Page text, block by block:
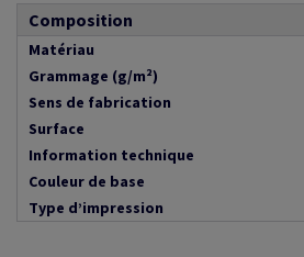
Composition
Matériau
Grammage (g/m²)
Sens de fabrication
Surface
Information technique
Couleur de base
Type d’impression